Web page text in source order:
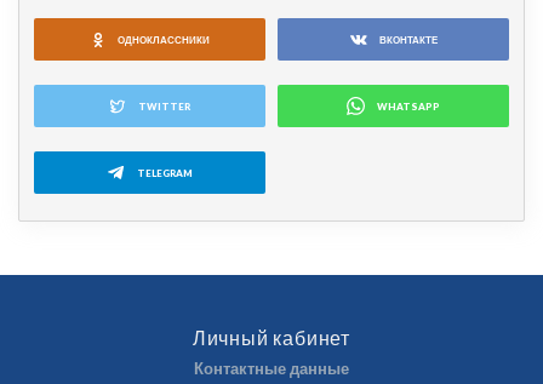
ОДНОКЛАССНИКИ ВКОНТАКТЕ
TWITTER WHATSAPP
TELEGRAM
Личный кабинет
Контактные данные